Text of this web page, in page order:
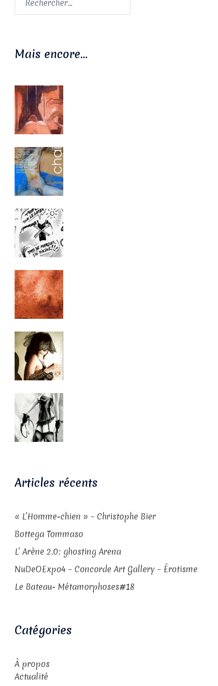
Mais encore…
Articles récents
« L’Homme-chien » – Christophe Bier
Bottega Tommaso
L’ Arène 2.0: ghosting Arena
NuDeOExpo4 – Concorde Art Gallery – Érotisme
Le Bateau- Métamorphoses#18
Catégories
À propos
Actualité